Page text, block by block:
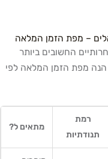
– מפת הזמן המלאה
החשובים ביותר
הנה מפת הזמן המלאה לפי
רמת
תנודתיות
מתאים ל?